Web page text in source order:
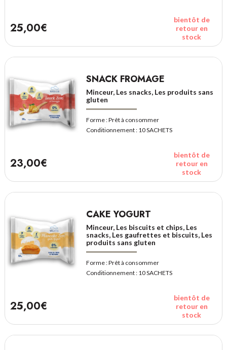
25,00€
bientôt de
retour en
stock
SNACK FROMAGE
Minceur, Les snacks, Les produits sans
gluten
Forme :Prêt à consommer
Conditionnement : 10 SACHETS
23,00€
bientôt de
retour en
stock
CAKE YOGURT
Minceur, Les biscuits et chips, Les
snacks, Les gaufrettes et biscuits, Les
produits sans gluten
Forme :Prêt à consommer
Conditionnement : 10 SACHETS
25,00€
bientôt de
retour en
stock